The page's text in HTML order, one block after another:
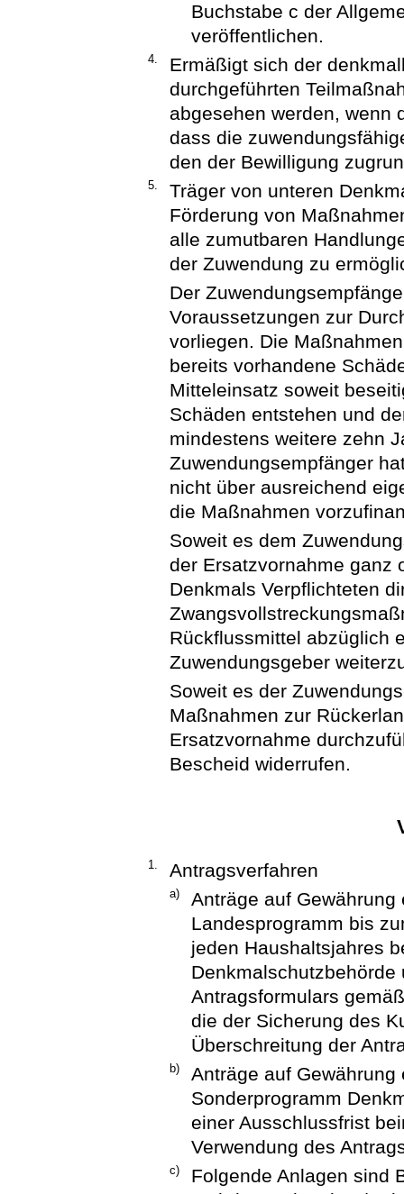
Buchstabe c der
veröffentlichen.
4.
Ermäßigt sich der
durchgeführten
abgesehen werden, wenn
dass die
den der Bewilligung
5.
Träger von unteren
Förderung von
alle zumutbaren
der Zuwendung zu
Der
Voraussetzungen zur
vorliegen. Die
bereits vorhandene
Mitteleinsatz soweit
Schäden entstehen und
mindestens weitere zehn
Zuwendungsempfänger
nicht über ausreichend
die Maßnahmen
Soweit es dem
der Ersatzvornahme ganz
Denkmals Verpflichteten
Rückflussmittel abzüglich
Zuwendungsgeber
Soweit es der
Maßnahmen zur
Ersatzvornahme
Bescheid widerrufen.
1. Antragsverfahren
a)
Anträge auf
Landesprogramm bis
jeden Haushaltsjahres
Denkmalschutzbehörde
Antragsformulars
die der Sicherung des
Überschreitung der
b)
Anträge auf
Sonderprogramm
einer Ausschlussfrist
Verwendung des
c)
Folgende Anlagen sind